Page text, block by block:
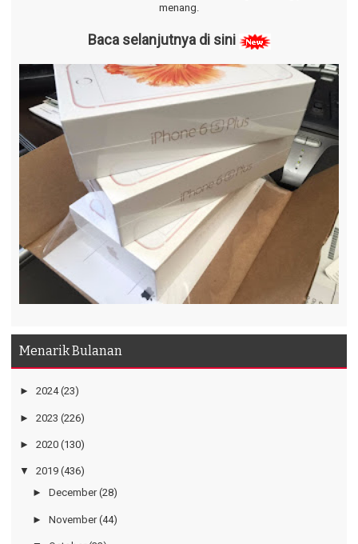
menang.
Baca selanjutnya di sini
Menarik Bulanan
► 2024 (23)
► 2023 (226)
► 2020 (130)
▼ 2019 (436)
► December (28)
► November (44)